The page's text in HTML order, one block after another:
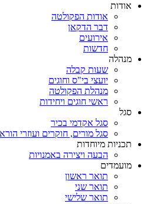
אודות
אודות הפקולטה
דבר הדקאן
אירועים
חדשות
מנהלה
שעות קבלה
יועצי בי"ס וחוגים
מנהלת הפקולטה
ראשי חוגים ויחידות
סגל
סגל אקדמי בכיר
סגל מורים, חוקרים ועוזרי
תכניות מיוחדות
הבעה ויצירה באמנויות
מועמדים
תואר ראשון
תואר שני
תואר שלישי